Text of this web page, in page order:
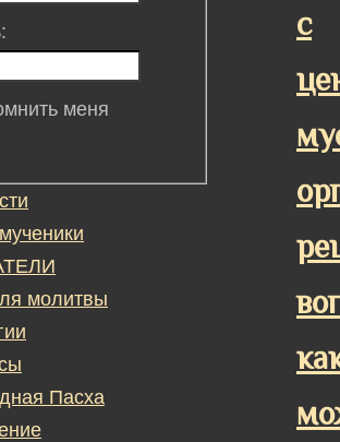
с
меня
молитвы
Пасха